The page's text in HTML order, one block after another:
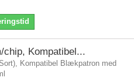
chip, Kompatibel...
Kompatibel Blækpatron med